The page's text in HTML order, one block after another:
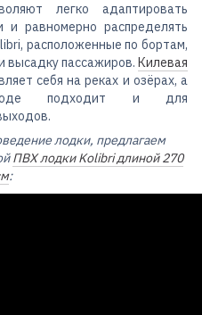
легко адаптировать
равномерно распределять
расположенные по бортам,
высадку пассажиров. Килевая
себя на реках и озёрах, а
подходит и для
лодки, предлагаем
ПВХ лодки Kolibri длиной 270
: